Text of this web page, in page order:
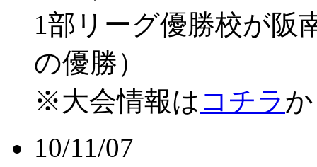
1部リーグ優勝校が阪
の優勝）
※大会情報は コチラ
10/11/07